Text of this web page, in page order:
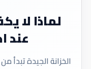
لماذا لا
عند
الخزانة الجيدة تبدأ